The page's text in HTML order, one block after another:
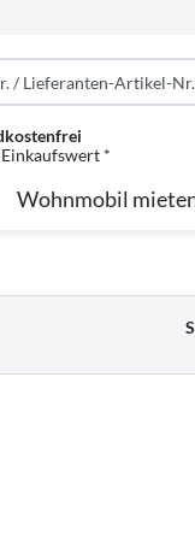
*
Wohnmobil